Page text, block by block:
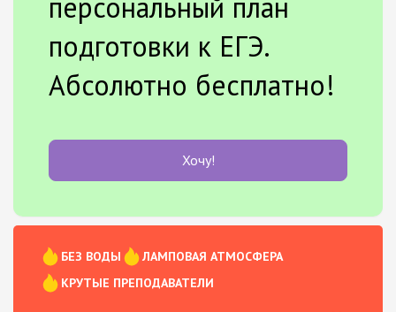
подготовки к ЕГЭ.
Абсолютно бесплатно!
Хочу!
БЕЗ ВОДЫ
ЛАМПОВАЯ АТМОСФЕРА
КРУТЫЕ ПРЕПОДАВАТЕЛИ